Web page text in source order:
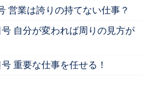
営業は誇りの持てない仕事？
自分が変われば周りの見方が
重要な仕事を任せる！